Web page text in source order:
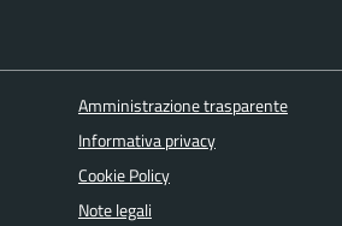
Amministrazione trasparente
Informativa privacy
Cookie Policy
Note legali